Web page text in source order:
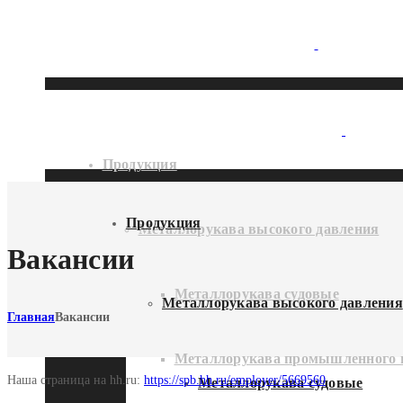
Продукция
Металлорукава высокого давления
Металлорукава судовые
Металлорукава промышленного
Продукция
Металлорукава высокого давления
Металлорукава судовые
Вакансии
ГлавнаяВакансии
Наша страница на hh.ru: https://spb.hh.ru/employer/5669560